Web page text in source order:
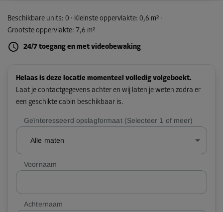
Beschikbare units: 0 · Kleinste oppervlakte: 0,6 m² ·
Grootste oppervlakte: 7,6 m²
24/7 toegang en met videobewaking
Helaas is deze locatie momenteel volledig volgeboekt.
Laat je contactgegevens achter en wij laten je weten zodra er
een geschikte cabin beschikbaar is.
Geïnteresseerd opslagformaat (Selecteer 1 of meer)
Alle maten
Voornaam
Achternaam